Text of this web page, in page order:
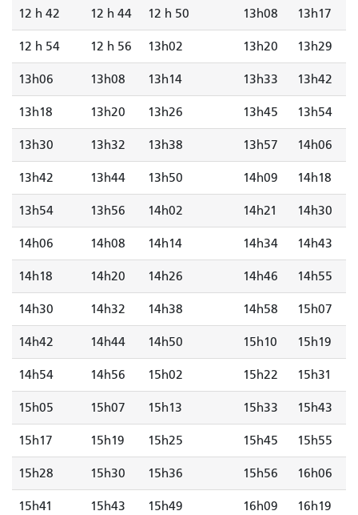
12 h 42 12 h 44 12 h 50 13h08 13h17
12 h 54 12 h 56 13h02 13h20 13h29
13h06 13h08 13h14 13h33 13h42
13h18 13h20 13h26 13h45 13h54
13h30 13h32 13h38 13h57 14h06
13h42 13h44 13h50 14h09 14h18
13h54 13h56 14h02 14h21 14h30
14h06 14h08 14h14 14h34 14h43
14h18 14h20 14h26 14h46 14h55
14h30 14h32 14h38 14h58 15h07
14h42 14h44 14h50 15h10 15h19
14h54 14h56 15h02 15h22 15h31
15h05 15h07 15h13 15h33 15h43
15h17 15h19 15h25 15h45 15h55
15h28 15h30 15h36 15h56 16h06
15h41 15h43 15h49 16h09 16h19